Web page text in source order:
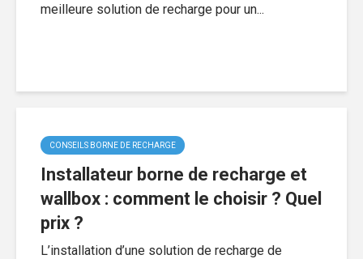
meilleure solution de recharge pour un...
CONSEILS BORNE DE RECHARGE
Installateur borne de recharge et
wallbox : comment le choisir ? Quel
prix ?
L’installation d’une solution de recharge de